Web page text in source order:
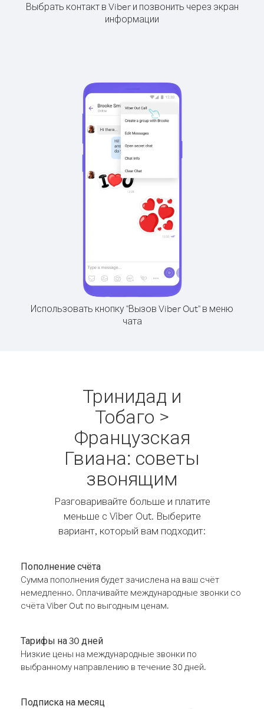
Выбрать контакт в Viber и позвонить через экран
информации
Использовать кнопку "Вызов Viber Out" в меню
чата
Тринидад и
Тобаго >
Французская
Гвиана: советы
звонящим
Разговаривайте больше и платите
меньше с Viber Out. Выберите
вариант, который вам подходит:
Пополнение счёта
Сумма пополнения будет зачислена на ваш счёт
немедленно. Оплачивайте международные звонки со
счёта Viber Out по выгодным ценам.
Тарифы на 30 дней
Низкие цены на международные звонки по
выбранному направлению в течение 30 дней.
Подписка на месяц